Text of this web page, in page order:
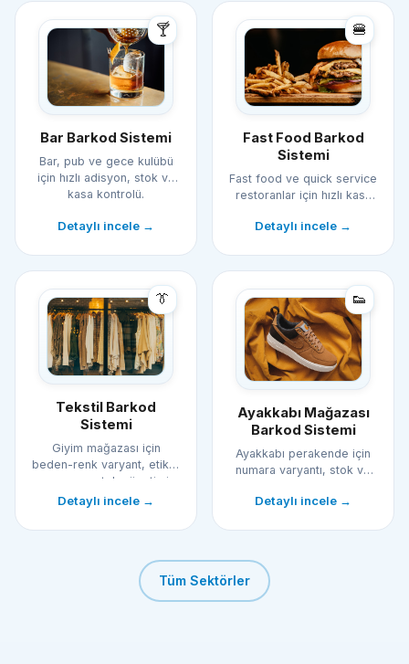
🍸
Bar Barkod Sistemi
Bar, pub ve gece kulübü
için hızlı adisyon, stok ve
kasa kontrolü.
Detaylı incele →
🍔
Fast Food Barkod
Sistemi
Fast food ve quick service
restoranlar için hızlı kasa
Detaylı incele →
👔
Tekstil Barkod
Sistemi
Giyim mağazası için
beden-renk varyant, etiket
ve sezon stok yönetimi.
Detaylı incele →
👟
Ayakkabı Mağazası
Barkod Sistemi
Ayakkabı perakende için
numara varyantı, stok ve
Detaylı incele →
Tüm Sektörler